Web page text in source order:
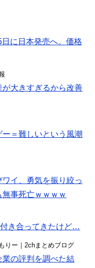
日に日本発売へ。価格
大きすぎるから改善
＝難しいという風潮
ワイ、勇気を振り絞っ
事死亡ｗｗｗｗ
き合ってきたけど…
りー｜2chまとめブログ
業の評判を調べた結